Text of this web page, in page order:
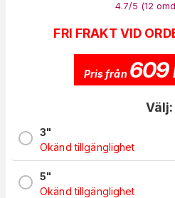
4.7/5 (12
FRI FRAKT VID
Pris från 609
Välj:
3"
Okänd tillgänglighet
5"
Okänd tillgänglighet